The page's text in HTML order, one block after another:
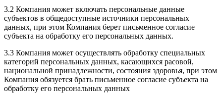
3.2 Компания может включать персональные данные
субъектов в общедоступные источники персональных
данных, при этом Компания берет письменное согласие
субъекта на обработку его персональных данных.
3.3 Компания может осуществлять обработку специальных
категорий персональных данных, касающихся расовой,
национальной принадлежности, состояния здоровья, при этом
Компания обязуется брать письменное согласие субъекта на
обработку его персональных данных